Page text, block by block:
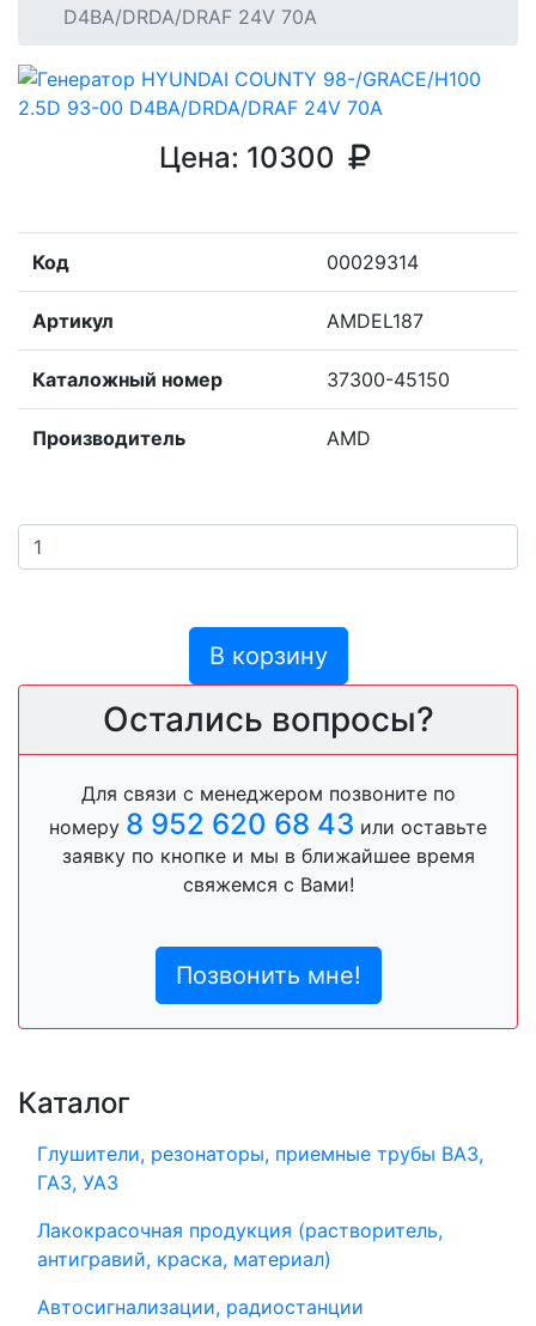
D4BA/DRDA/DRAF 24V 70A
Цена: 10300
Код 00029314
Артикул AMDEL187
Каталожный номер 37300-45150
Производитель AMD
В корзину
Остались вопросы?
Для связи с менеджером позвоните по
номеру 8 952 620 68 43 или оставьте
заявку по кнопке и мы в ближайшее время
свяжемся с Вами!
Позвонить мне!
Каталог
Глушители, резонаторы, приемные трубы ВАЗ,
ГАЗ, УАЗ
Лакокрасочная продукция (растворитель,
антигравий, краска, материал)
Автосигнализации, радиостанции